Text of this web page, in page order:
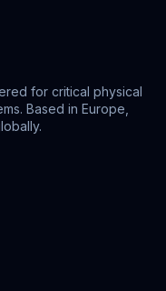
for critical physical
Based in Europe,